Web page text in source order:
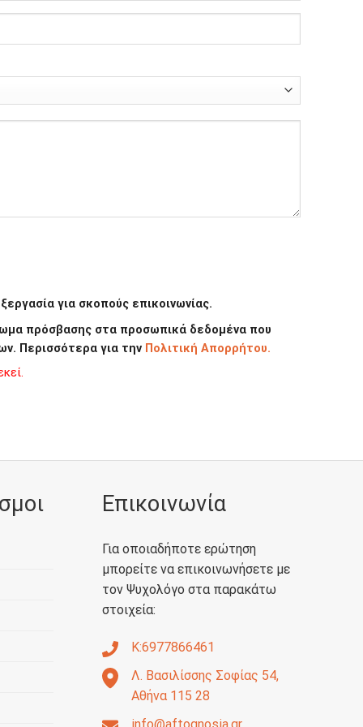
για σκοπούς επικοινωνίας.
πρόσβασης στα προσωπικά δεδομένα που
Περισσότερα για την Πολιτική Απορρήτου.
Επικοινωνία
Για οποιαδήποτε ερώτηση
μπορείτε να επικοινωνήσετε με
τον Ψυχολόγο στα παρακάτω
στοιχεία:
Κ:6977866461
Λ. Βασιλίσσης Σοφίας 54,
Αθήνα 115 28